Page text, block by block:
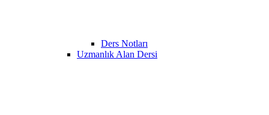
Ders Notları
Uzmanlık Alan Dersi